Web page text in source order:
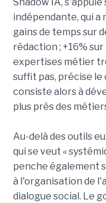
Shadow IA,
indépendante, qui a
gains de temps sur
rédaction ; +16% sur
expertises métier
suffit pas, précise
consiste alors à
plus près des
Au-delà des outils
qui se veut «
penche également
à l'organisation de
dialogue social. Le